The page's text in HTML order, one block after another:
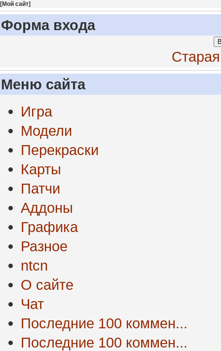
[Мой сайт]
Форма входа
Меню сайта
Игра
Модели
Перекраски
Карты
Патчи
Аддоны
Графика
Разное
ntcn
О сайте
Чат
Последние 100 коммен...
Последние 100 коммен...